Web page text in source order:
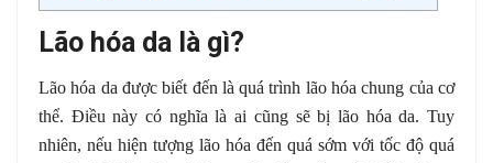
Lão hóa da là gì?
Lão hóa da được biết đến là quá trình lão hóa chung của cơ
thể. Điều này có nghĩa là ai cũng sẽ bị lão hóa da. Tuy
nhiên, nếu hiện tượng lão hóa đến quá sớm với tốc độ quá